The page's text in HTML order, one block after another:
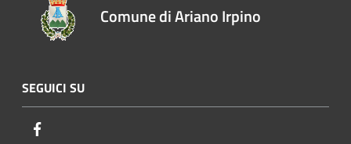
Comune di Ariano Irpino
SEGUICI SU